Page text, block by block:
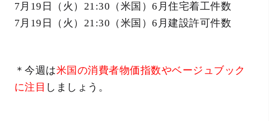
7月19日（火）21:30（米国）6月住宅着工件数
7月19日（火）21:30（米国）6月建設許可件数
＊今週は米国の消費者物価指数やベージュブック
に注目 しましょう。